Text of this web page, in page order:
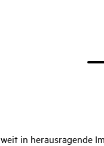
in herausragende